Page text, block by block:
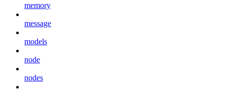
memory
message
models
node
nodes